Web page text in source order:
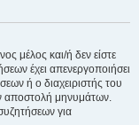
μέλος και/ή δεν είστε
έχει απενεργοποιήσει
ή ο διαχειριστής του
αποστολή μηνυμάτων.
για